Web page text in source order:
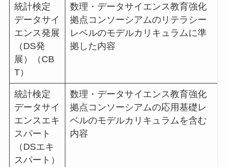
統計検定
データサイ
エンス発展
（DS発
展）（CB
T）
数理・データサイエンス教育強化
拠点コンソーシアムのリテラシー
レベルのモデルカリキュラムに準
拠した内容
統計検定
データサイ
エンスエキ
スパート
（DSエキ
スパート）
数理・データサイエンス教育強化
拠点コンソーシアムの応用基礎レ
ベルのモデルカリキュラムを含む
内容